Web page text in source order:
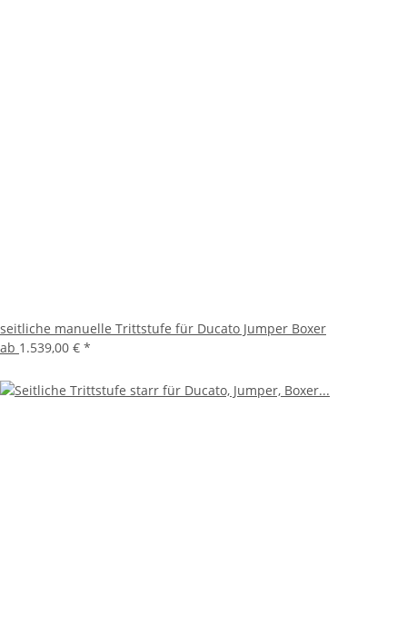
seitliche manuelle Trittstufe für Ducato Jumper Boxer
ab 1.539,00 € *